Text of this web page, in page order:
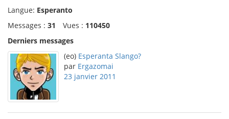
Langue: Esperanto
Messages : 31 Vues : 110450
Derniers messages
(eo) Esperanta Slango?
par Ergazomai
23 janvier 2011